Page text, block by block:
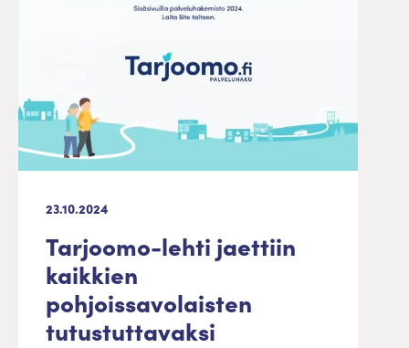
23.10.2024
Tarjoomo-lehti jaettiin
kaikkien
pohjoissavolaisten
tutustuttavaksi